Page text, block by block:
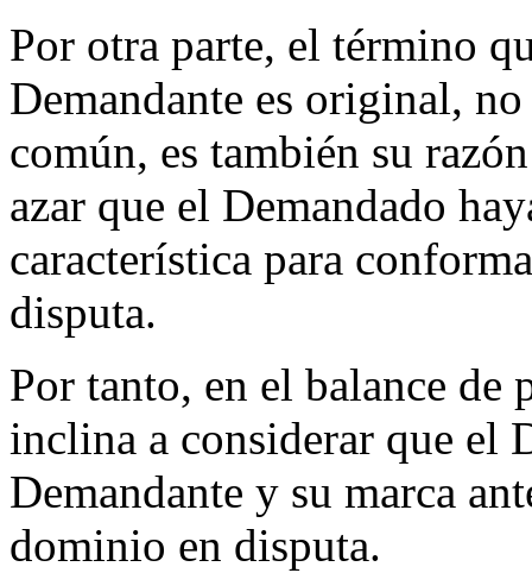
Por otra parte, el término
Demandante es original,
común, es también su
azar que el Demandado
característica para
disputa.
Por tanto, en el balance de
inclina a considerar que el
Demandante y su marca
dominio en disputa.